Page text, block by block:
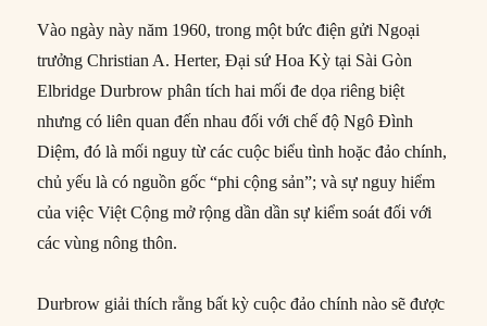
Vào ngày này năm 1960, trong một bức điện gửi Ngoại
trưởng Christian A. Herter, Đại sứ Hoa Kỳ tại Sài Gòn
Elbridge Durbrow phân tích hai mối đe dọa riêng biệt
nhưng có liên quan đến nhau đối với chế độ Ngô Đình
Diệm, đó là mối nguy từ các cuộc biểu tình hoặc đảo chính,
chủ yếu là có nguồn gốc “phi cộng sản”; và sự nguy hiểm
của việc Việt Cộng mở rộng dần dần sự kiểm soát đối với
các vùng nông thôn.
Durbrow giải thích rằng bất kỳ cuộc đảo chính nào sẽ được